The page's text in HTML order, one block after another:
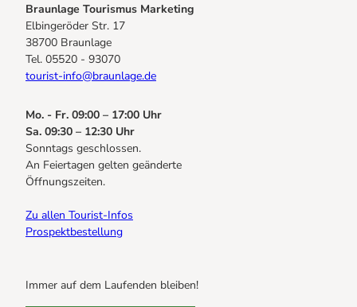
Braunlage Tourismus Marketing
Elbingeröder Str. 17
38700 Braunlage
Tel. 05520 - 93070
tourist-info@braunlage.de
Mo. - Fr. 09:00 – 17:00 Uhr
Sa. 09:30 – 12:30 Uhr
Sonntags geschlossen.
An Feiertagen gelten geänderte
Öffnungszeiten.
Zu allen Tourist-Infos
Prospektbestellung
Immer auf dem Laufenden bleiben!